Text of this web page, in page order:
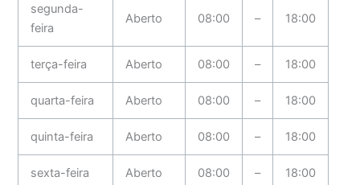
segunda-
feira
Aberto 08:00 – 18:00
terça-feira Aberto 08:00 – 18:00
quarta-feira Aberto 08:00 – 18:00
quinta-feira Aberto 08:00 – 18:00
sexta-feira Aberto 08:00 – 18:00